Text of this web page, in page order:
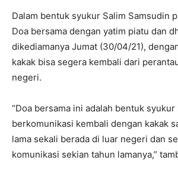
Dalam bentuk syukur Salim Samsudin
Doa bersama dengan yatim piatu dan
dikediamanya Jumat (30/04/21),
kakak bisa segera kembali dari
negeri.
“Doa bersama ini adalah bentuk syukur
berkomunikasi kembali dengan kakak
lama sekali berada di luar negeri dan
komunikasi sekian tahun lamanya,”